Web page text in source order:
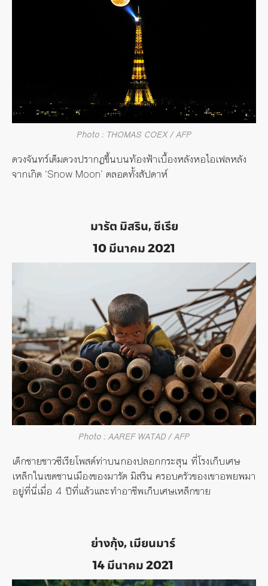
Photo : THOMAS COEX / AFP
ดวงจันทร์เต็มดวงปรากฏขึ้นบนท้องฟ้าเบื้องหลังหอไอเฟลหลัง
จากเกิด ‘Snow Moon’ ตลอดทั้งสัปดาห์
มารัต มิสริน, ซีเรีย
10 มีนาคม 2021
Photo : AAREF WATAD / AFP
เด็กชายชาวซีเรียโพสต์ท่าบนกองปลอกกระสุน ที่โรงเก็บเศษ
เหล็กในเขตชานเมืองของมารัต มิสริน ครอบครัวของเขาอพยพมา
อยู่ที่นี่เมื่อ 4 ปีที่แล้วและทำอาชีพเก็บเศษเหล็กขาย
ย่างกุ้ง, เมียนมาร์
14 มีนาคม 2021